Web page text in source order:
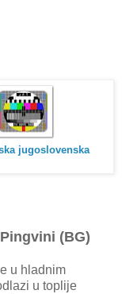
jugoslovenska
(BG)
u hladnim
u toplije